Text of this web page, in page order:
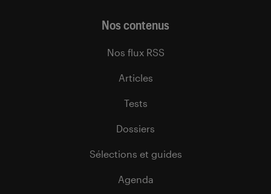
Nos contenus
Nos flux RSS
Articles
Tests
Dossiers
Sélections et guides
Agenda